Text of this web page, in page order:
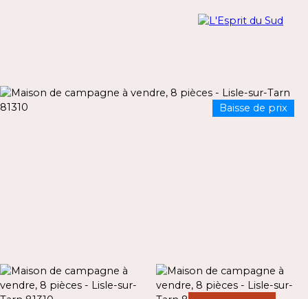
Baisse de prix